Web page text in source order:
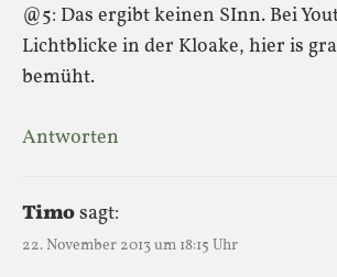
@5: Das ergibt keinen SInn. Bei
Lichtblicke in der Kloake, hier is
bemüht.
Antworten
Timosagt:
22. November 2013 um 18:15 Uhr